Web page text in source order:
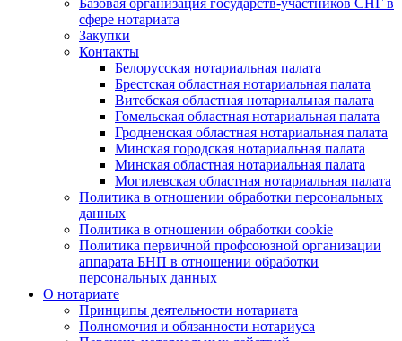
Базовая организация государств-участников СНГ в
сфере нотариата
Закупки
Контакты
Белорусская нотариальная палата
Брестская областная нотариальная палата
Витебская областная нотариальная палата
Гомельская областная нотариальная палата
Гродненская областная нотариальная палата
Минская городская нотариальная палата
Минская областная нотариальная палата
Могилевская областная нотариальная палата
Политика в отношении обработки персональных
данных
Политика в отношении обработки cookie
Политика первичной профсоюзной организации
аппарата БНП в отношении обработки
персональных данных
О нотариате
Принципы деятельности нотариата
Полномочия и обязанности нотариуса